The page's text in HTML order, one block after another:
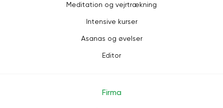
Meditation og vejrtrækning
Intensive kurser
Asanas og øvelser
Editor
Firma